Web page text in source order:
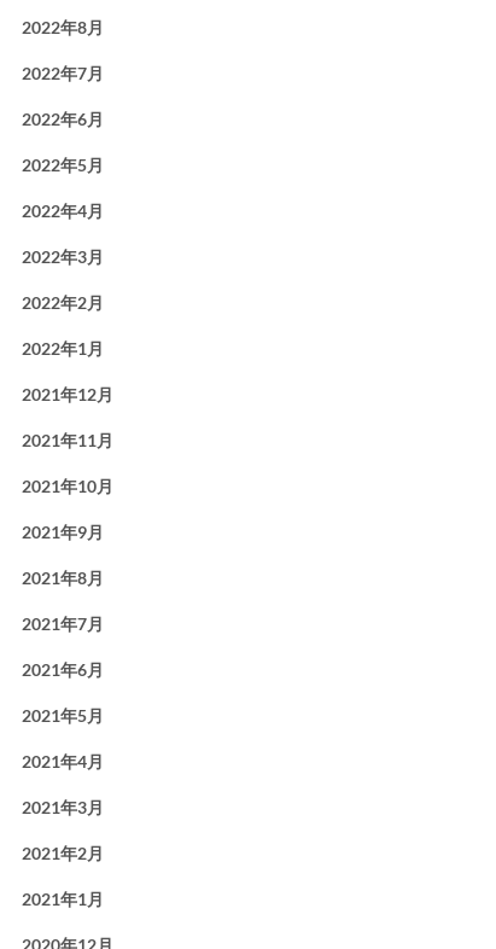
2022年8月
2022年7月
2022年6月
2022年5月
2022年4月
2022年3月
2022年2月
2022年1月
2021年12月
2021年11月
2021年10月
2021年9月
2021年8月
2021年7月
2021年6月
2021年5月
2021年4月
2021年3月
2021年2月
2021年1月
2020年12月